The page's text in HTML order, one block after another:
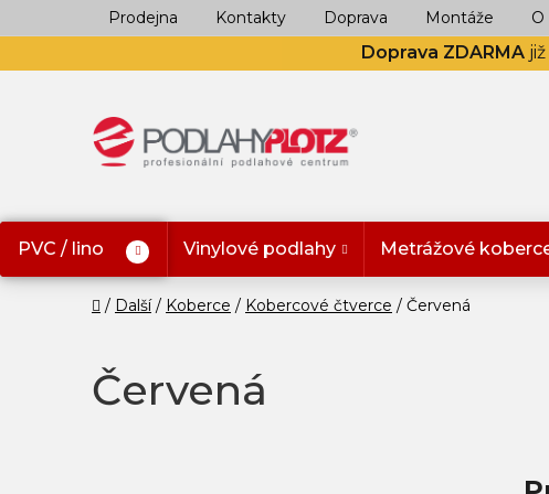
na
Doprava ZDARMA
Prodejna Kontakty Doprava Montáže O
PVC / lino Vinylové podlahy Metrážové
Domů
Další Koberce Kobercové čtverce Červená
Červená